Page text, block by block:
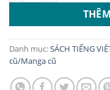
Danh mục:SÁCH TIẾNG
cũ/Manga cũ